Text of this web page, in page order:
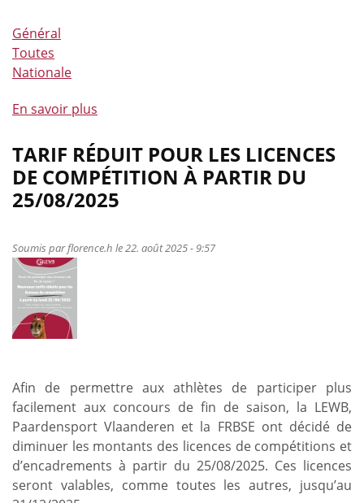
Général
Toutes
Nationale
En savoir plus
de
Comme
les
pros
7)
Abdos
1
gainage
TARIF RÉDUIT POUR LES LICENCES
DE COMPÉTITION À PARTIR DU
25/08/2025
Soumis parflorence.h le 22. août 2025 - 9:57
Afin de permettre aux athlètes de participer plus
facilement aux concours de fin de saison, la LEWB,
Paardensport Vlaanderen et la FRBSE ont décidé de
diminuer les montants des licences de compétitions et
d’encadrements à partir du 25/08/2025. Ces licences
seront valables, comme toutes les autres, jusqu’au